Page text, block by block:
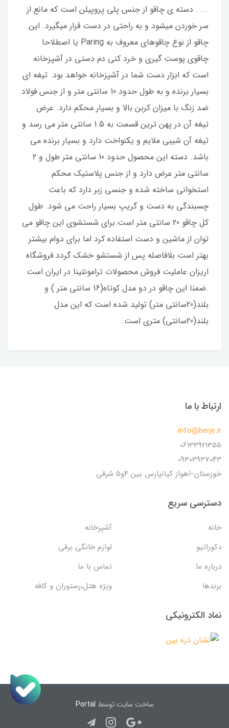
... . دسته ی چاقو از جنس پلی پروپیلن است که مانع از
سر خوردن میشود و به راحتی در دست قرار میگیرد. این
چاقو از نوع چاقوهای معروف به Paring یا اصطلاحا
چاقوی پوست گیری و خرد کنی دم دستی در آشپزخانه
است که ابزار دست شما در آشپزخانه خواهد بود. تیغه ای
بسیار برنده و به طول حدود 10 سانتی متر و از جنس فولاد
ضد زنگ با میزان کربن بالا و بسیار محکم دارد. عرض
تیغه آن در پهن ترین قسمت به 1.5 سانتی متر می رسد و
تیغه آن شیبی ملایم و یکنواخت دارد و بسیار برنده می
باشد. دسته این محصول حدود 10 سانتی متر طول و 2
سانتی متر عرض دارد و از جنس پلاستیک محکم
استخوانی ساخته شده و جنسی زبر دارد که باعث
چسبندگی به دست و گریپ بسیار راحت می شود. طول
کل چاقو 20 سانتی متر است.برای شستشوی این چاقو می
توان از ماشین و دست استفاده کرد اما برای دوام بیشتر
بهتر است بلافاصله پس از شستشو خشک گردد.فروشگاه
اریزان عاملیت فروش محصولات ترامونتینا در ایران است
.ضمنا این چاقو در دو مدل کوتاه(16 سانتی متر ) و
بلند(20سانتی متر) تولید شده است که این مدل
بلند(20سانتی) متری است.
ارتباط با ما
info@berje.ir
06133921355
09303937043
خوزستان-اهواز کیانپارس بین 4و5 شرقی
دسترسی سریع
خانه
آشپزخانه
دکوراتیو
لوازم خانگی برقی
درباره ما
تماس با ما
برندها
ویژه هتل،رستوران و کافه
نماد الکترونیکی
ساخت سایت توسط Portal